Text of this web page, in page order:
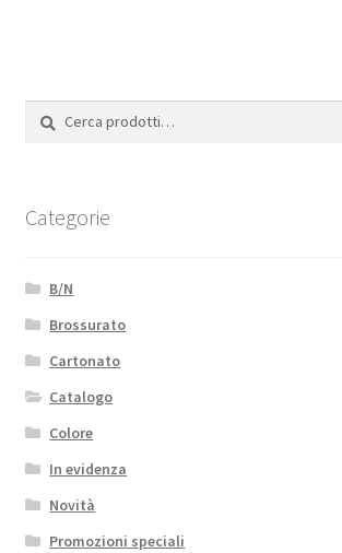
Cerca:
Cerca
Categorie
B/N
Brossurato
Cartonato
Catalogo
Colore
In evidenza
Novità
Promozioni speciali